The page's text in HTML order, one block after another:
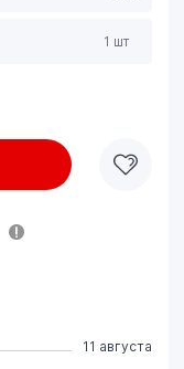
1 шт
11 августа